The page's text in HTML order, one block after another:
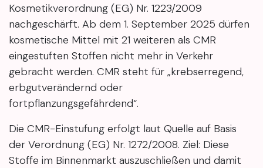
Kosmetikverordnung (EG) Nr. 1223/2009
nachgeschärft. Ab dem 1. September 2025 dürfen
kosmetische Mittel mit 21 weiteren als CMR
eingestuften Stoffen nicht mehr in Verkehr
gebracht werden. CMR steht für „krebserregend,
erbgutverändernd oder
fortpflanzungsgefährdend“.
Die CMR-Einstufung erfolgt laut Quelle auf Basis
der Verordnung (EG) Nr. 1272/2008. Ziel: Diese
Stoffe im Binnenmarkt auszuschließen und damit